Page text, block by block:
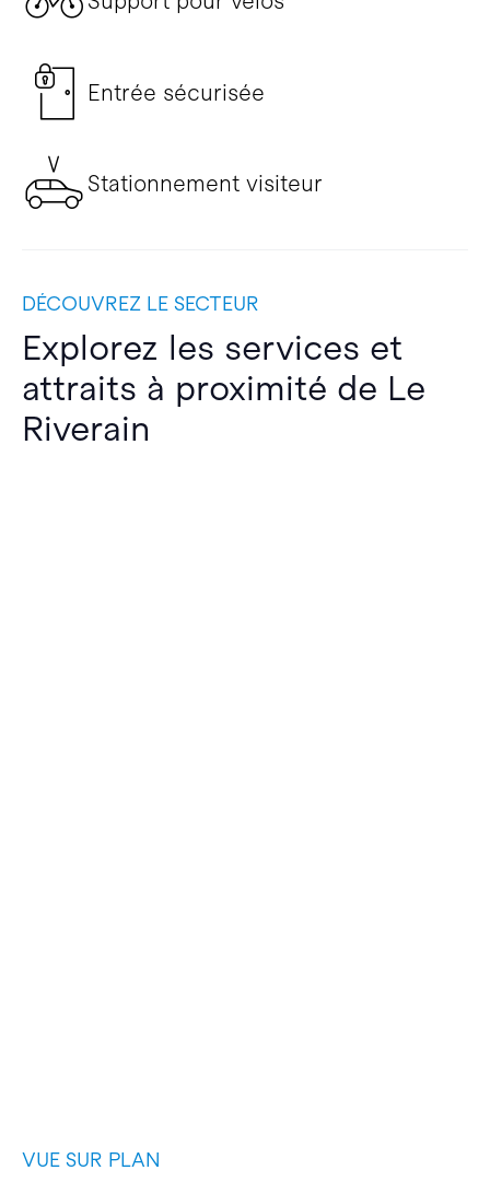
Entrée sécurisée
Stationnement visiteur
DÉCOUVREZ LE SECTEUR
Explorez les services et
attraits à proximité de Le
Riverain
VUE SUR PLAN